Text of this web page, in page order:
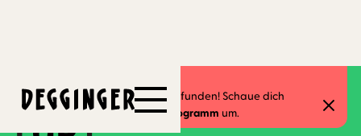
Dieses Event hat schon stattgefunden! Schaue dich
gerne in unseremaktuellen Programm um.
6.7.2026 - 12.7.2026